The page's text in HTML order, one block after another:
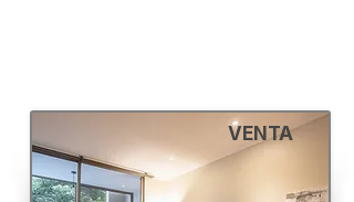
VENTA